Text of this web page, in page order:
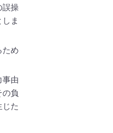
誤操
ま
ため
事由
負
た